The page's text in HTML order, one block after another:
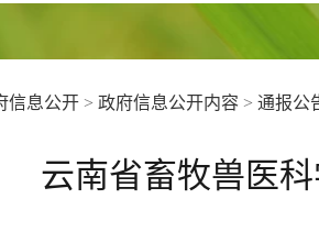
信息公开 >政府信息公开内容 >通报公
云南省畜牧兽医